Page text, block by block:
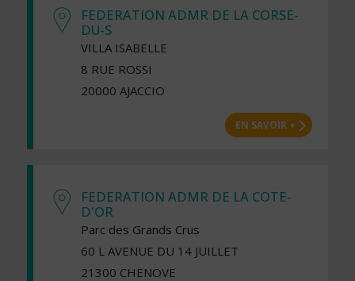
FEDERATION ADMR DE LA CORSE-
DU-S
VILLA ISABELLE
8 RUE ROSSI
20000 AJACCIO
EN SAVOIR +
FEDERATION ADMR DE LA COTE-
D'OR
Parc des Grands Crus
60 L AVENUE DU 14 JUILLET
21300 CHENOVE